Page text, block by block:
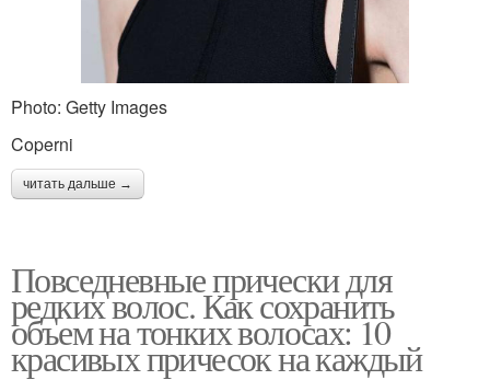
Photo: Getty Images
Coperni
читать дальше →
Повседневные прически для
редких волос. Как сохранить
объем на тонких волосах: 10
красивых причесок на каждый